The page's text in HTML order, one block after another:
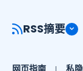
RSS摘要
网页指南 私